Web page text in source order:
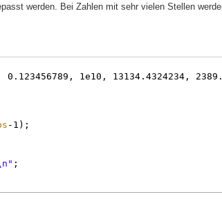
werden. Bei Zahlen mit sehr vielen Stellen
1e10, 13134.4324234,
-1);
;